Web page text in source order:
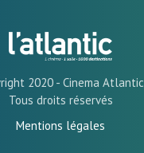
2020 - Cinema Atlantic
Tous droits réservés
Mentions légales